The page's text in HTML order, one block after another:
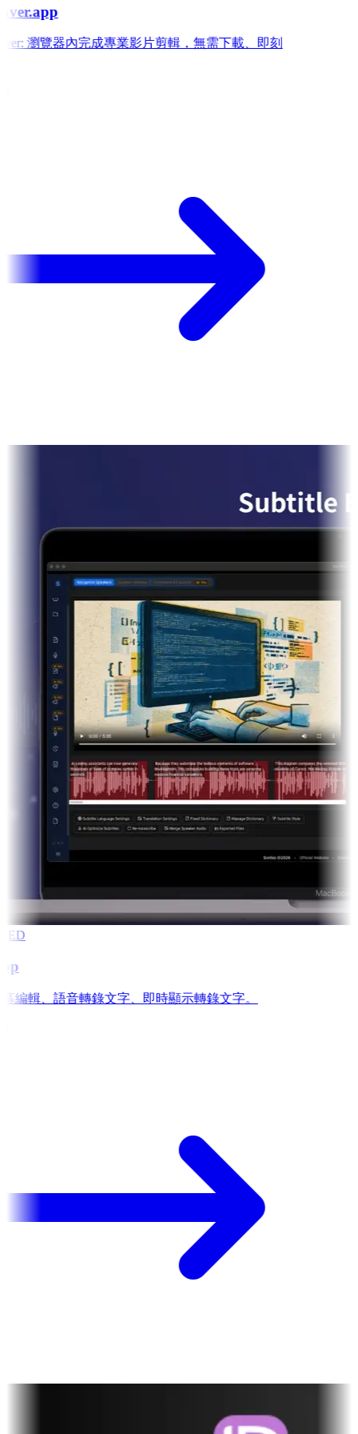
瀏覽器內完成專業影片剪輯，無需下載、即刻
編輯、語音轉錄文字、即時顯示轉錄文字。